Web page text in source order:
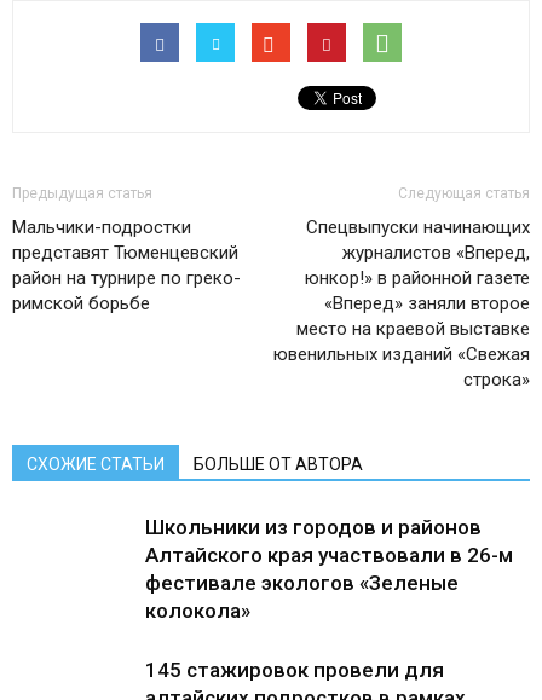
Предыдущая статья
Мальчики-подростки
представят Тюменцевский
район на турнире по греко-
римской борьбе
Следующая статья
Спецвыпуски начинающих
журналистов «Вперед,
юнкор!» в районной газете
«Вперед» заняли второе
место на краевой выставке
ювенильных изданий «Свежая
строка»
СХОЖИЕ СТАТЬИ БОЛЬШЕ ОТ АВТОРА
Школьники из городов и районов
Алтайского края участвовали в 26-м
фестивале экологов «Зеленые
колокола»
145 стажировок провели для